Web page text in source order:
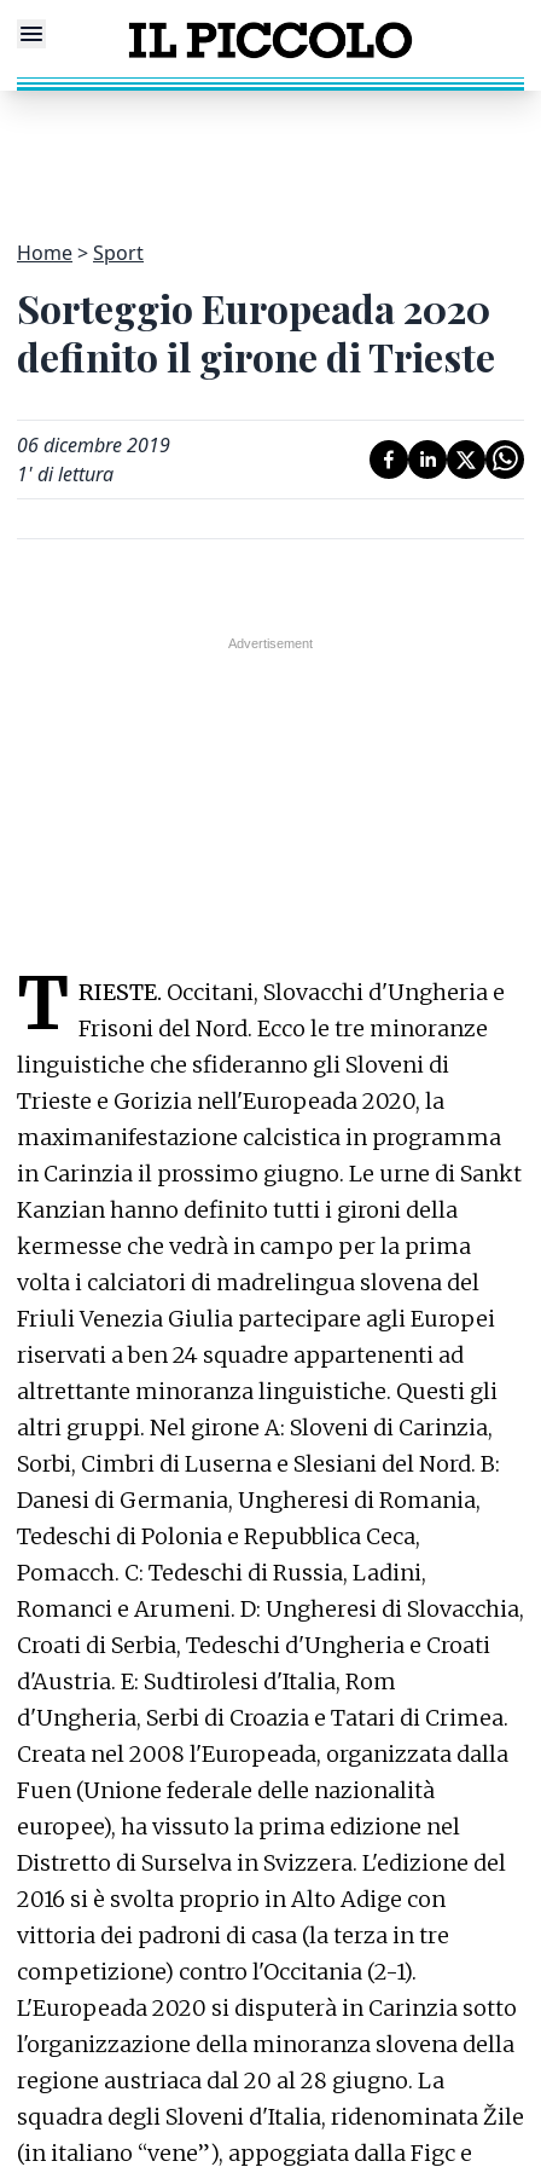
Home Sport
Sorteggio Europeada 2020
definito il girone di Trieste
06 dicembre 2019
1' di lettura
T RIESTE. Occitani, Slovacchi d'Ungheria e
Frisoni del Nord. Ecco le tre minoranze
linguistiche che sfideranno gli Sloveni di
Trieste e Gorizia nell'Europeada 2020, la
maximanifestazione calcistica in programma
in Carinzia il prossimo giugno. Le urne di Sankt
Kanzian hanno definito tutti i gironi della
kermesse che vedrà in campo per la prima
volta i calciatori di madrelingua slovena del
Friuli Venezia Giulia partecipare agli Europei
riservati a ben 24 squadre appartenenti ad
altrettante minoranza linguistiche. Questi gli
altri gruppi. Nel girone A: Sloveni di Carinzia,
Sorbi, Cimbri di Luserna e Slesiani del Nord. B:
Danesi di Germania, Ungheresi di Romania,
Tedeschi di Polonia e Repubblica Ceca,
Pomacch. C: Tedeschi di Russia, Ladini,
Romanci e Arumeni. D: Ungheresi di Slovacchia,
Croati di Serbia, Tedeschi d'Ungheria e Croati
d'Austria. E: Sudtirolesi d'Italia, Rom
d'Ungheria, Serbi di Croazia e Tatari di Crimea.
Creata nel 2008 l'Europeada, organizzata dalla
Fuen (Unione federale delle nazionalità
europee), ha vissuto la prima edizione nel
Distretto di Surselva in Svizzera. L'edizione del
2016 si è svolta proprio in Alto Adige con
vittoria dei padroni di casa (la terza in tre
competizione) contro l'Occitania (2-1).
L'Europeada 2020 si disputerà in Carinzia sotto
l'organizzazione della minoranza slovena della
regione austriaca dal 20 al 28 giugno. La
squadra degli Sloveni d'Italia, ridenominata Žile
(in italiano “vene”), appoggiata dalla Figc e